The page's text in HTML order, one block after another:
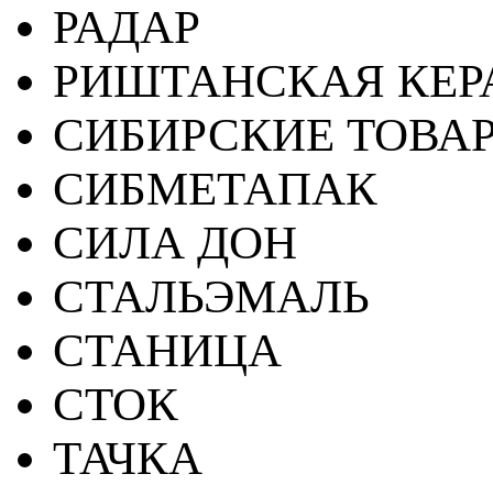
РАДАР
РИШТАНСКАЯ
СИБИРСКИЕ
СИБМЕТАПАК
СИЛА ДОН
СТАЛЬЭМАЛЬ
СТАНИЦА
СТОК
ТАЧКА